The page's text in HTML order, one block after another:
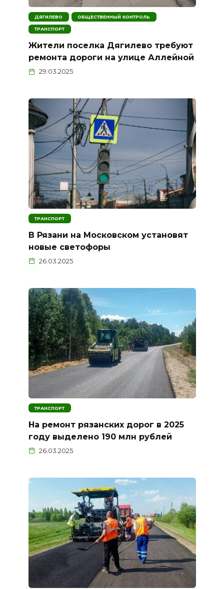
ДЯГИЛЕВО ОБЩЕСТВЕННЫЙ КОНТРОЛЬ
ТРАНСПОРТ
Жители поселка Дягилево требуют
ремонта дороги на улице Аллейной
29.03.2025
ТРАНСПОРТ
В Рязани на Московском установят
новые светофоры
26.03.2025
ТРАНСПОРТ
На ремонт рязанских дорог в 2025
году выделено 190 млн рублей
26.03.2025